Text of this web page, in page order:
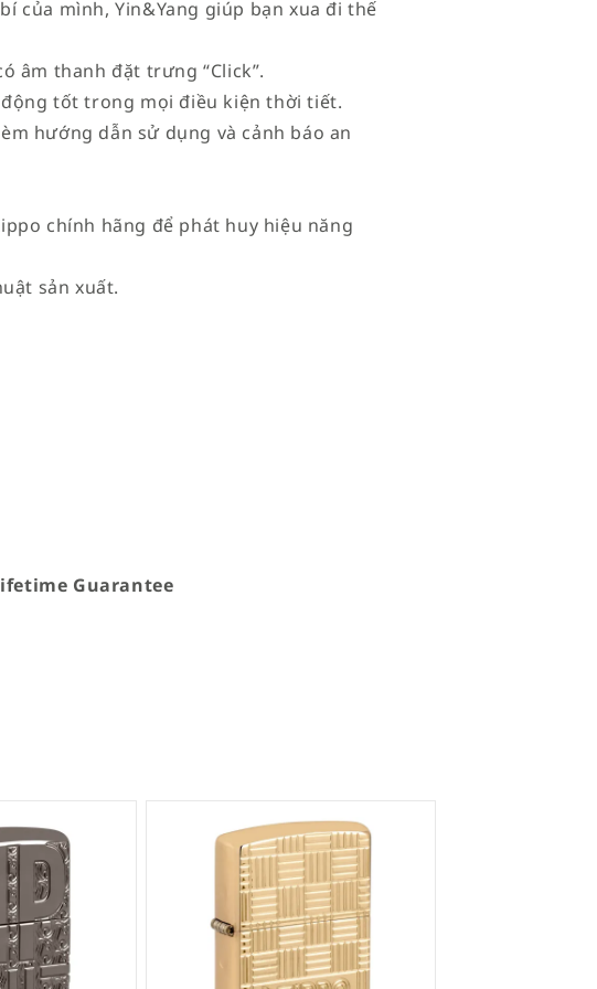
của mình, Yin&Yang giúp bạn xua đi thế
âm thanh đặt trưng “Click”.
tốt trong mọi điều kiện thời tiết.
hướng dẫn sử dụng và cảnh báo an
chính hãng để phát huy hiệu năng
sản xuất.
Guarantee